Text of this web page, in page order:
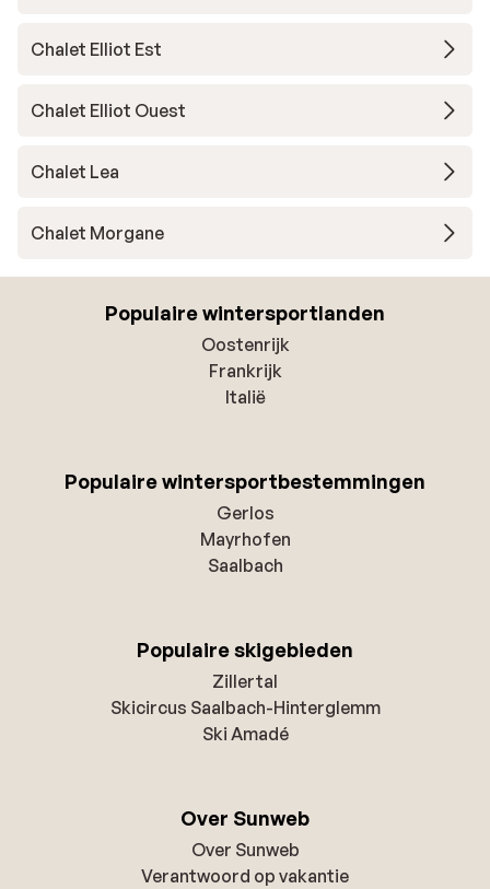
Chalet Elliot Est
Chalet Elliot Ouest
Chalet Lea
Chalet Morgane
Populaire wintersportlanden
Oostenrijk
Frankrijk
Italië
Populaire wintersportbestemmingen
Gerlos
Mayrhofen
Saalbach
Populaire skigebieden
Zillertal
Skicircus Saalbach-Hinterglemm
Ski Amadé
Over Sunweb
Over Sunweb
Verantwoord op vakantie